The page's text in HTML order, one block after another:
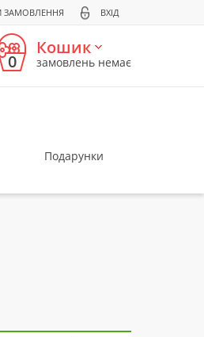
ЗАМОВЛЕННЯ ВХІД
0
Кошик
замовлень немає
Подарунки